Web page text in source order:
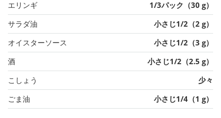
エリンギ
1/3パック（30 g）
サラダ油
小さじ1/2（2 g）
オイスターソース
小さじ1/2（3 g）
酒
小さじ1/2（2.5 g）
こしょう
少々
ごま油
小さじ1/4（1 g）